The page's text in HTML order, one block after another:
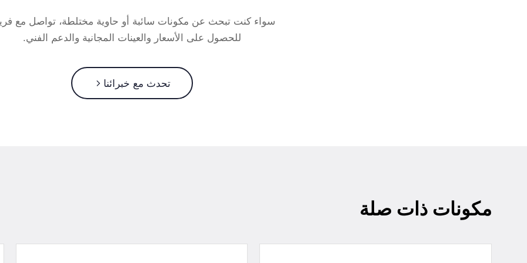
سواء كنت تبحث عن مكونات سائبة أو حاوية مختلطة، تواصل مع
للحصول على الأسعار والعينات المجانية والدعم الفني.
تحدث مع خبرائنا
مكونات ذات صلة